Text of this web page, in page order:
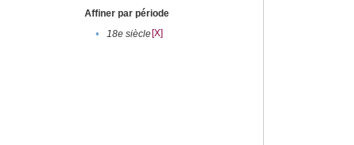
Affiner par période
•
18e siècle[X]